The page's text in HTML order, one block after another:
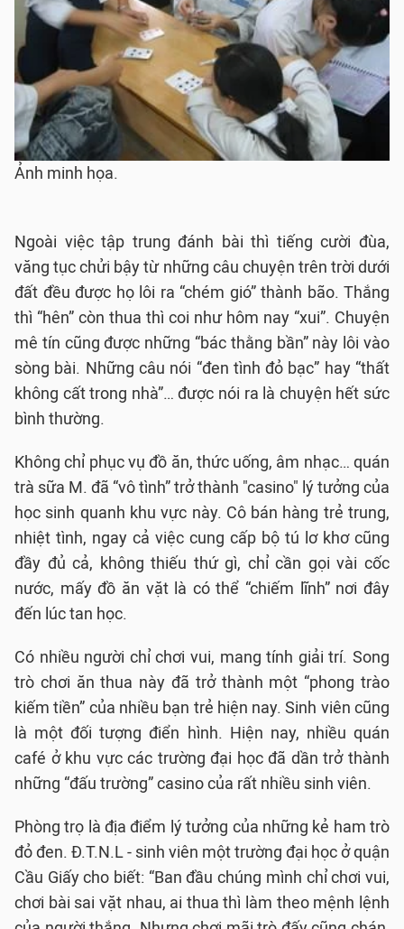
Ảnh minh họa.
Ngoài việc tập trung đánh bài thì tiếng cười đùa,
văng tục chửi bậy từ những câu chuyện trên trời dưới
đất đều được họ lôi ra “chém gió” thành bão. Thắng
thì “hên” còn thua thì coi như hôm nay “xui”. Chuyện
mê tín cũng được những “bác thằng bần” này lôi vào
sòng bài. Những câu nói “đen tình đỏ bạc” hay “thất
không cất trong nhà”… được nói ra là chuyện hết sức
bình thường.
Không chỉ phục vụ đồ ăn, thức uống, âm nhạc… quán
trà sữa M. đã “vô tình” trở thành "casino" lý tưởng của
học sinh quanh khu vực này. Cô bán hàng trẻ trung,
nhiệt tình, ngay cả việc cung cấp bộ tú lơ khơ cũng
đầy đủ cả, không thiếu thứ gì, chỉ cần gọi vài cốc
nước, mấy đồ ăn vặt là có thể “chiếm lĩnh” nơi đây
đến lúc tan học.
Có nhiều người chỉ chơi vui, mang tính giải trí. Song
trò chơi ăn thua này đã trở thành một “phong trào
kiếm tiền” của nhiều bạn trẻ hiện nay. Sinh viên cũng
là một đối tượng điển hình. Hiện nay, nhiều quán
café ở khu vực các trường đại học đã dần trở thành
những “đấu trường” casino của rất nhiều sinh viên.
Phòng trọ là địa điểm lý tưởng của những kẻ ham trò
đỏ đen. Đ.T.N.L - sinh viên một trường đại học ở quận
Cầu Giấy cho biết: “Ban đầu chúng mình chỉ chơi vui,
chơi bài sai vặt nhau, ai thua thì làm theo mệnh lệnh